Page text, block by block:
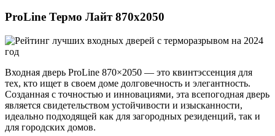
ProLine Термо Лайт 870х2050
Входная дверь ProLine 870×2050 — это квинтэссенция для
тех, кто ищет в своем доме долговечность и элегантность.
Созданная с точностью и инновациями, эта всепогодная дверь
является свидетельством устойчивости и изысканности,
идеально подходящей как для загородных резиденций, так и
для городских домов.